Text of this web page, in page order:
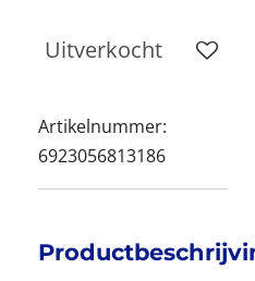
Uitverkocht
Artikelnummer:
6923056813186